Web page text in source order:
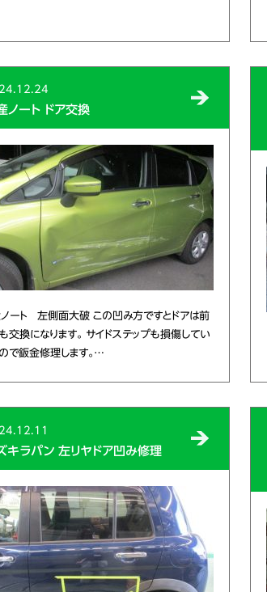
ノート ドア交換
ート 左側面大破 この凹み方ですとドアは前
交換になります。 サイドステップも損傷してい
で鈑金修理します。…
キラパン 左リヤドア凹み修理